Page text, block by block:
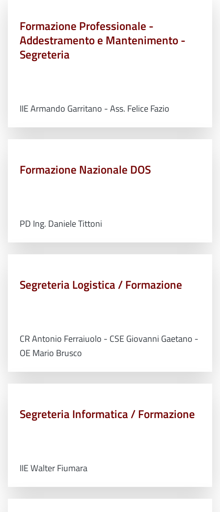
Formazione Professionale -
Addestramento e Mantenimento -
Segreteria
IIE Armando Garritano - Ass. Felice Fazio
Formazione Nazionale DOS
PD Ing. Daniele Tittoni
Segreteria Logistica / Formazione
CR Antonio Ferraiuolo - CSE Giovanni Gaetano -
OE Mario Brusco
Segreteria Informatica / Formazione
IIE Walter Fiumara